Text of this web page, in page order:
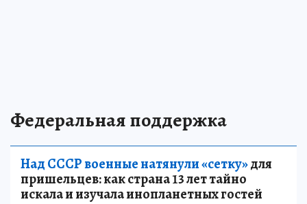
Федеральная поддержка
Над СССР военные натянули «сетку»для
пришельцев: как страна 13 лет тайно
искала и изучала инопланетных гостей